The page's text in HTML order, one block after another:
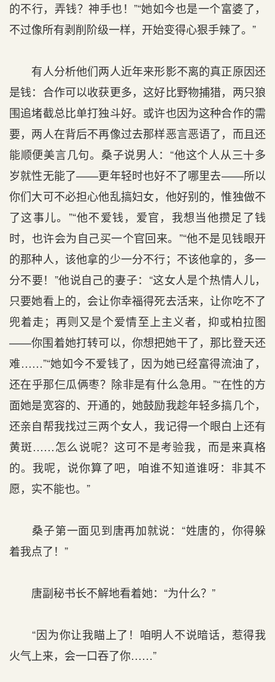
的不行，弄钱？神手也！”“她如今也是一个富婆了，
不过像所有剥削阶级一样，开始变得心狠手辣了。”
有人分析他们两人近年来形影不离的真正原因还
是钱：合作可以收获更多，这好比野物捕猎，两只狼
围追堵截总比单打独斗好。或许也因为这种合作的需
要，两人在背后不再像过去那样恶言恶语了，而且还
能顺便美言几句。桑子说男人：“他这个人从三十多
岁就性无能了——更年轻时也好不了哪里去——所以
你们大可不必担心他乱搞妇女，他好别的，惟独做不
了这事儿。”“他不爱钱，爱官，我想当他攒足了钱
时，也许会为自己买一个官回来。”“他不是见钱眼开
的那种人，该他拿的少一分不行；不该他拿的，多一
分不要！”他说自己的妻子：“这女人是个热情人儿，
只要她看上的，会让你幸福得死去活来，让你吃不了
兜着走；再则又是个爱情至上主义者，抑或柏拉图
——你围着她打转可以，你想把她干了，那比登天还
难……”“她如今不爱钱了，因为她已经富得流油了，
还在乎那仨瓜俩枣？除非是有什么急用。”“在性的方
面她是宽容的、开通的，她鼓励我趁年轻多搞几个，
还亲自帮我找过三两个女人，我记得一个眼白上还有
黄斑……怎么说呢？这可不是考验我，而是来真格
的。我呢，说你算了吧，咱谁不知道谁呀：非其不
愿，实不能也。”
桑子第一面见到唐再加就说：“姓唐的，你得躲
着我点了！”
唐副秘书长不解地看着她：“为什么？”
“因为你让我瞄上了！咱明人不说暗话，惹得我
火气上来，会一口吞了你……”